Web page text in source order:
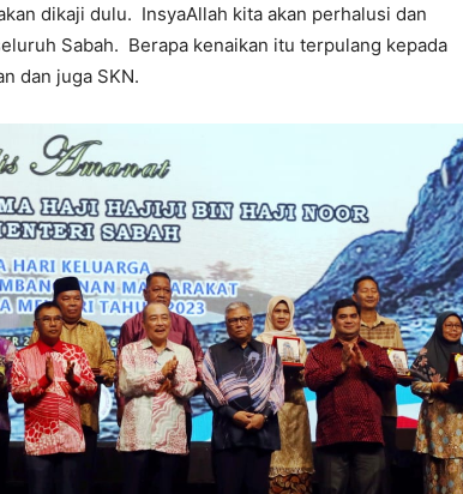
dikaji dulu. InsyaAllah kita akan perhalusi dan
Sabah. Berapa kenaikan itu terpulang kepada
dan juga SKN.